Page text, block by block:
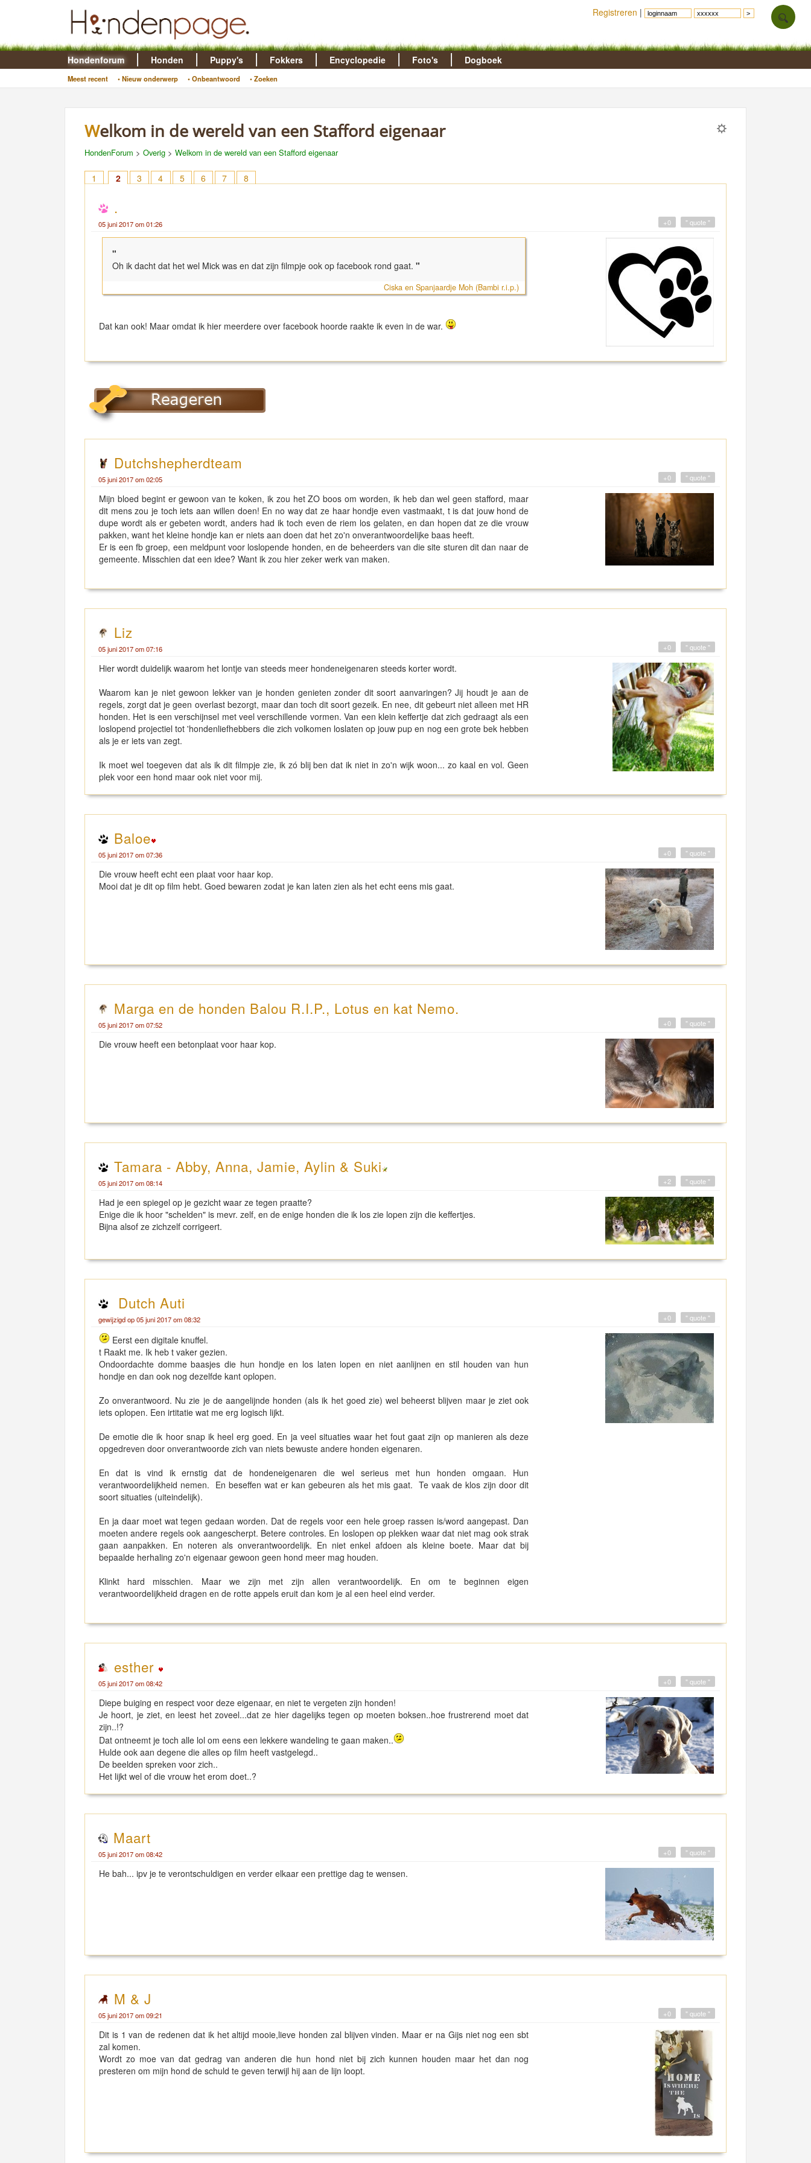
Hondenforum
Meest recent • Nieuw onderwerp • Onbeantwoord • Zoeken
Honden Puppy's Fokkers Encyclopedie Foto's Dogboek
Welkom in de wereld van een Stafford eigenaar
HondenForum > Overig > Welkom in de wereld van een Stafford eigenaar
1 2 3 4 5 6 7 8
.
05 juni 2017 om 01:26 " quote "
+0
"
Oh ik dacht dat het wel Mick was en dat zijn filmpje ook op facebook rond gaat. "
Ciska en Spanjaardje Moh (Bambi r.i.p.)
Dat kan ook! Maar omdat ik hier meerdere over facebook hoorde raakte ik even in de war.
Dutchshepherdteam
05 juni 2017 om 02:05 " quote "
+0
Mijn bloed begint er gewoon van te koken, ik zou het ZO boos om worden, ik heb dan wel geen stafford, maar
dit mens zou je toch iets aan willen doen! En no way dat ze haar hondje even vastmaakt, t is dat jouw hond de
dupe wordt als er gebeten wordt, anders had ik toch even de riem los gelaten, en dan hopen dat ze die vrouw
pakken, want het kleine hondje kan er niets aan doen dat het zo'n onverantwoordelijke baas heeft.
Er is een fb groep, een meldpunt voor loslopende honden, en de beheerders van die site sturen dit dan naar de
gemeente. Misschien dat een idee? Want ik zou hier zeker werk van maken.
Liz
05 juni 2017 om 07:16 " quote "
+0
Hier wordt duidelijk waarom het lontje van steeds meer hondeneigenaren steeds korter wordt.
Waarom kan je niet gewoon lekker van je honden genieten zonder dit soort aanvaringen? Jij houdt je aan de
regels, zorgt dat je geen overlast bezorgt, maar dan toch dit soort gezeik. En nee, dit gebeurt niet alleen met HR
honden. Het is een verschijnsel met veel verschillende vormen. Van een klein keffertje dat zich gedraagt als een
loslopend projectiel tot 'hondenliefhebbers die zich volkomen loslaten op jouw pup en nog een grote bek hebben
als je er iets van zegt.
Ik moet wel toegeven dat als ik dit filmpje zie, ik zó blij ben dat ik niet in zo'n wijk woon... zo kaal en vol. Geen
plek voor een hond maar ook niet voor mij.
Baloe
05 juni 2017 om 07:36 " quote "
+0
Die vrouw heeft echt een plaat voor haar kop.
Mooi dat je dit op film hebt. Goed bewaren zodat je kan laten zien als het echt eens mis gaat.
Marga en de honden Balou R.I.P., Lotus en kat Nemo.
05 juni 2017 om 07:52 " quote "
+0
Die vrouw heeft een betonplaat voor haar kop.
Tamara - Abby, Anna, Jamie, Aylin & Suki
05 juni 2017 om 08:14 " quote "
+2
Had je een spiegel op je gezicht waar ze tegen praatte?
Enige die ik hoor "schelden" is mevr. zelf, en de enige honden die ik los zie lopen zijn die keffertjes.
Bijna alsof ze zichzelf corrigeert.
Dutch Auti
gewijzigd op 05 juni 2017 om 08:32 " quote "
+0
Eerst een digitale knuffel.
t Raakt me. Ik heb t vaker gezien.
Ondoordachte domme baasjes die hun hondje en los laten lopen en niet aanlijnen en stil houden van hun
hondje en dan ook nog dezelfde kant oplopen.
Zo onverantwoord. Nu zie je de aangelijnde honden (als ik het goed zie) wel beheerst blijven maar je ziet ook
iets oplopen. Een irtitatie wat me erg logisch lijkt.
De emotie die ik hoor snap ik heel erg goed. En ja veel situaties waar het fout gaat zijn op manieren als deze
opgedreven door onverantwoorde zich van niets bewuste andere honden eigenaren.
En dat is vind ik ernstig dat de hondeneigenaren die wel serieus met hun honden omgaan. Hun
verantwoordelijkheid nemen. En beseffen wat er kan gebeuren als het mis gaat. Te vaak de klos zijn door dit
soort situaties (uiteindelijk).
En ja daar moet wat tegen gedaan worden. Dat de regels voor een hele groep rassen is/word aangepast. Dan
moeten andere regels ook aangescherpt. Betere controles. En loslopen op plekken waar dat niet mag ook strak
gaan aanpakken. En noteren als onverantwoordelijk. En niet enkel afdoen als kleine boete. Maar dat bij
bepaalde herhaling zo'n eigenaar gewoon geen hond meer mag houden.
Klinkt hard misschien. Maar we zijn met zijn allen verantwoordelijk. En om te beginnen eigen
verantwoordelijkheid dragen en de rotte appels eruit dan kom je al een heel eind verder.
esther
05 juni 2017 om 08:42 " quote "
+0
Diepe buiging en respect voor deze eigenaar, en niet te vergeten zijn honden!
Je hoort, je ziet, en leest het zoveel...dat ze hier dagelijks tegen op moeten boksen..hoe frustrerend moet dat
zijn..!?
Dat ontneemt je toch alle lol om eens een lekkere wandeling te gaan maken..
Hulde ook aan degene die alles op film heeft vastgelegd..
De beelden spreken voor zich..
Het lijkt wel of die vrouw het erom doet..?
Maart
05 juni 2017 om 08:42 " quote "
+0
He bah... ipv je te verontschuldigen en verder elkaar een prettige dag te wensen.
M & J
05 juni 2017 om 09:21 " quote "
+0
Dit is 1 van de redenen dat ik het altijd mooie,lieve honden zal blijven vinden. Maar er na Gijs niet nog een sbt
zal komen.
Wordt zo moe van dat gedrag van anderen die hun hond niet bij zich kunnen houden maar het dan nog
presteren om mijn hond de schuld te geven terwijl hij aan de lijn loopt.
Registreren |